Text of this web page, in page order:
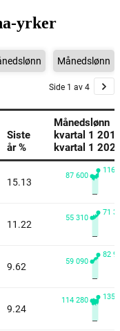
yrker